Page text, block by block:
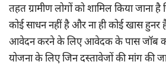
तहत ग्रामीण लोगों को शामिल किया जाना
कोई साधन नहीं है और ना ही कोई खास
आवेदन करने के लिए आवेदक के पास जॉब
योजना के लिए जिन दस्तावेजों की मांग की